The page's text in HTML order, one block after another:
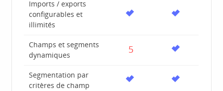
Imports / exports
configurables et
illimités
Champs et segments
dynamiques
5
Segmentation par
critères de champ